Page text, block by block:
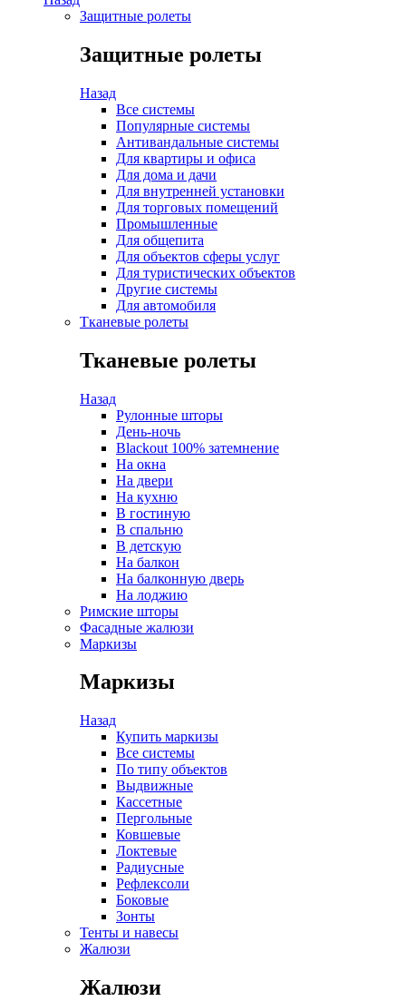
Защитные ролеты
Защитные ролеты
Назад
Все системы
Популярные системы
Антивандальные системы
Для квартиры и офиса
Для дома и дачи
Для внутренней установки
Для торговых помещений
Промышленные
Для общепита
Для объектов сферы услуг
Для туристических объектов
Другие системы
Для автомобиля
Тканевые ролеты
Тканевые ролеты
Назад
Рулонные шторы
День-ночь
Blackout 100% затемнение
На окна
На двери
На кухню
В гостиную
В спальню
В детскую
На балкон
На балконную дверь
На лоджию
Римские шторы
Фасадные жалюзи
Маркизы
Маркизы
Назад
Купить маркизы
Все системы
По типу объектов
Выдвижные
Кассетные
Пергольные
Ковшевые
Локтевые
Радиусные
Рефлексоли
Боковые
Зонты
Тенты и навесы
Жалюзи
Жалюзи